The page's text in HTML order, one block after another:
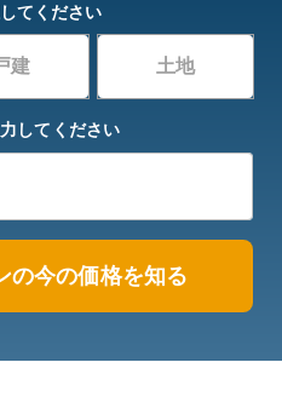
てください
建 土地
してください
の今の価格を知る